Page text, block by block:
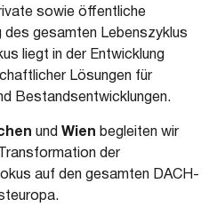
sowie öffentliche
des gesamten Lebenszyklus
liegt in der Entwicklung
Lösungen für
Bestandsentwicklungen.
und Wien begleiten wir
der
auf den gesamten DACH-